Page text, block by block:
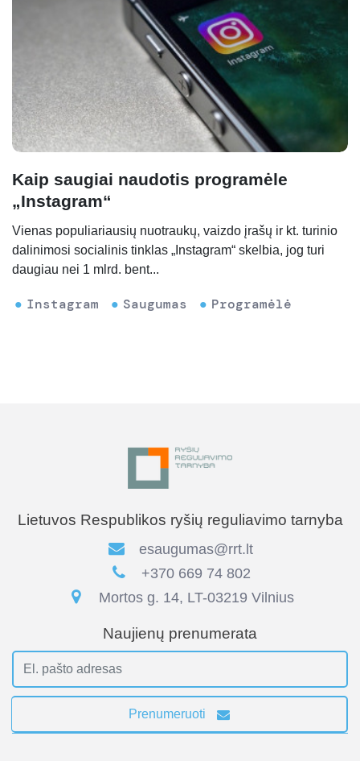
Kaip saugiai naudotis programėle
„Instagram“
Vienas populiariausių nuotraukų, vaizdo įrašų ir kt. turinio
dalinimosi socialinis tinklas „Instagram“ skelbia, jog turi
daugiau nei 1 mlrd. bent...
Instagram Saugumas Programėlė
Lietuvos Respublikos ryšių reguliavimo tarnyba
esaugumas@rrt.lt
+370 669 74 802
Mortos g. 14, LT-03219 Vilnius
Naujienų prenumerata
Prenumeruoti